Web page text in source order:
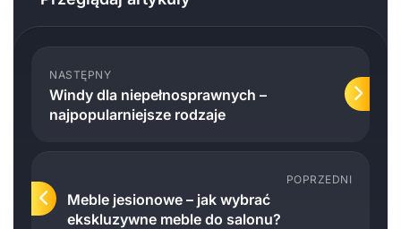
NASTĘPNY
Windy dla niepełnosprawnych –
najpopularniejsze rodzaje
POPRZEDNI
Meble jesionowe – jak wybrać
ekskluzywne meble do salonu?